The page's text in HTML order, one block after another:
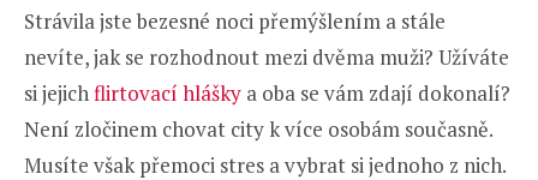
Strávila jste bezesné noci přemýšlením a stále
nevíte, jak se rozhodnout mezi dvěma muži? Užíváte
si jejichflirtovací hlášky a oba se vám zdají dokonalí?
Není zločinem chovat city k více osobám současně.
Musíte však přemoci stres a vybrat si jednoho z nich.